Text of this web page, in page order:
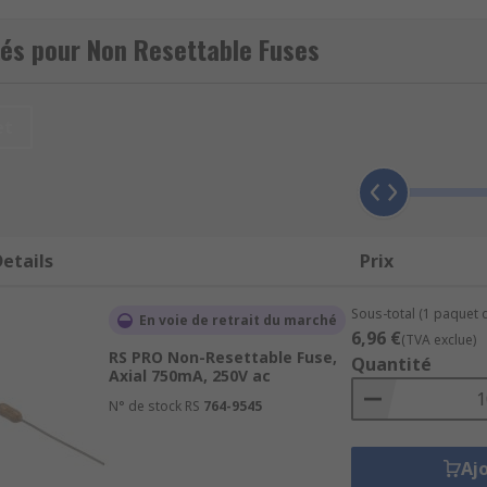
breaker in a circuit. When a fault such as overcurrent
preventing damage to the circuit and any other
occurs, the power is cut before any permanent
rating, their size and their level of resistance,
type of fuse can have a range of maximum and
pour Non Resettable Fuses
Prix
En voie de retrait du marché
RS PRO Non-Resettable Fuse,
Axial 750mA, 250V ac
N° de stock RS 764-9545
Sous-total (1 paquet
6,96 €(TVA exclue)
Quantité